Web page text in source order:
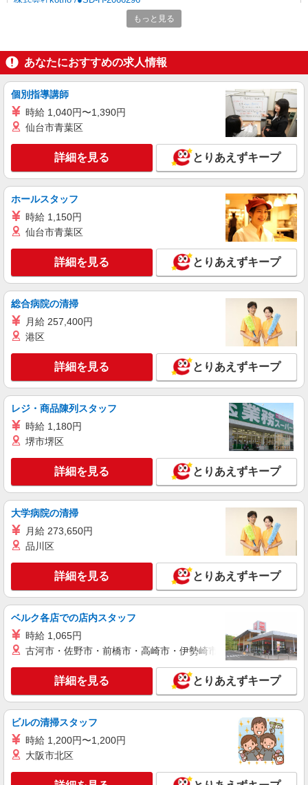
できないことだけ、そっとお手伝い＊障がい者
デイサービスSTAFF
通費全支給(ガソリン代含む)＞
名取市内 最寄り駅：名取
キープ 詳細を見る
株式会社kotrio /●SD-H-1868145
名取市★即日お仕事開始も可！キレイな高齢者
住宅STAFF◎
時給1450円〜2062円 ＜日払い有/週払い有/交
キープ 詳細を見る
株式会社kotrio /●SD-H-1975214
名取市｜障がい者施設で軽作業の見守りなど＊
時給1350円〜2062円 ＜日払い有/週払い有/交
通費全支給(ガソリン代含む)＞
名取市内 最寄り駅：名取
キープ 詳細を見る
派遣社員
≪名取市≫日払可/日曜休☆障がい者の軽作業
補助など
時給1450円〜2062円 ＜日払い有/週払い有/交
キープ 詳細を見る
もっと見る
あなたにおすすめの求人情報
個別指導講師
時給 1,040円〜1,390円
仙台市青葉区
詳細を見る とりあえずキープ
ホールスタッフ
時給 1,150円
仙台市青葉区
詳細を見る とりあえずキープ
総合病院の清掃
月給 257,400円
港区
詳細を見る とりあえずキープ
レジ・商品陳列スタッフ
時給 1,180円
堺市堺区
詳細を見る とりあえずキープ
大学病院の清掃
月給 273,650円
品川区
詳細を見る とりあえずキープ
ベルク各店での店内スタッフ
時給 1,065円
古河市・佐野市・前橋市・高崎市・伊勢崎市・太田市・館林市
詳細を見る とりあえずキープ
ビルの清掃スタッフ
時給 1,200円〜1,200円
大阪市北区